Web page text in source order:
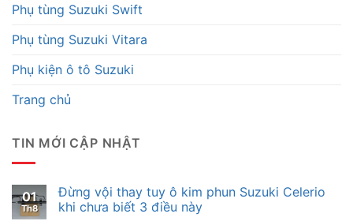
Phụ tùng Suzuki Swift
Phụ tùng Suzuki Vitara
Phụ kiện ô tô Suzuki
Trang chủ
TIN MỚI CẬP NHẬT
01
Th8
Đừng vội thay tuy ô kim phun Suzuki Celerio
khi chưa biết 3 điều này